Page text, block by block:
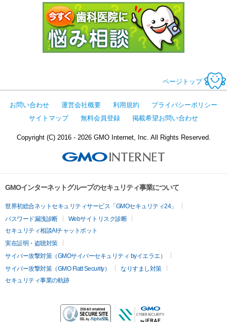
ページトップ
お問い合わせ 運営会社概要 利用規約
プライバシーポリシー
サイトマップ
無料会員登録 掲載希望お問い合わせ
Copyright (C) 2016 - 2026 GMO Internet, Inc. All Rights Reserved.
GMOインターネットグループのセキュリティ事業について
世界初総合ネットセキュリティサービス「GMOセキュリティ24」
パスワード漏洩診断
Webサイトリスク診断
セキュリティ相談AIチャットボット
実在証明・盗聴対策
サイバー攻撃対策（GMOサイバーセキュリティ byイエラエ）
サイバー攻撃対策（GMO Flatt Security）
なりすまし対策
セキュリティ事業の軌跡